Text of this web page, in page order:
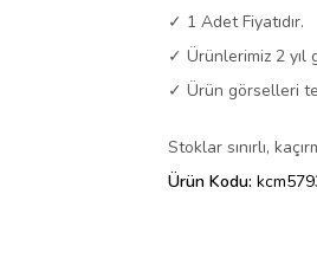
✓ 1 Adet Fiyatıdır.
✓ Ürünlerimiz 2 yıl
✓ Ürün görselleri
Stoklar sınırlı,
Ürün Kodu: